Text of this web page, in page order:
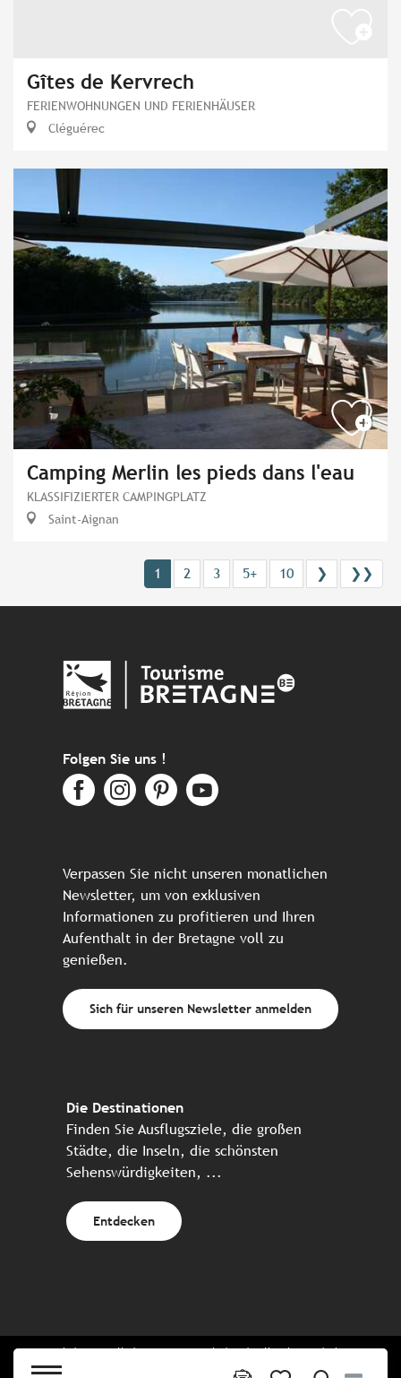
Gîtes de Kervrech
FERIENWOHNUNGEN UND FERIENHÄUSER
Cléguérec
Camping Merlin les pieds dans l'eau
KLASSIFIZIERTER CAMPINGPLATZ
Saint-Aignan
1 2 3 5+ 10 ❯ ❯❯
Folgen Sie uns !
Verpassen Sie nicht unseren monatlichen
Newsletter, um von exklusiven
Informationen zu profitieren und Ihren
Aufenthalt in der Bretagne voll zu
genießen.
Sich für unseren Newsletter anmelden
Die Destinationen
Finden Sie Ausflugsziele, die großen
Städte, die Inseln, die schönsten
Sehenswürdigkeiten, ...
Entdecken
Website erstellt in Zusammenarbeit mit allen bretonischen
Tourismuspartnern